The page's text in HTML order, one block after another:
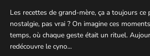
Les recettes de grand-mère, ça a toujours
nostalgie, pas vrai ? On imagine ces
temps, où chaque geste était un rituel.
redécouvre le cyno...